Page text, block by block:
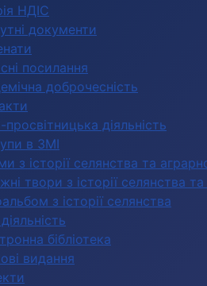
НДІС
документи
посилання
доброчесність
просвітницька діяльність
в ЗМІ
з історії селянства та
твори з історії селянства та
з історії селянства
бібліотека
видання